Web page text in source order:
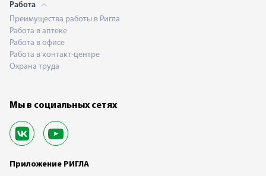
Работа
Преимущества работы в Ригла
Работа в аптеке
Работа в офисе
Работа в контакт-центре
Охрана труда
Мы в социальных сетях
Приложение РИГЛА